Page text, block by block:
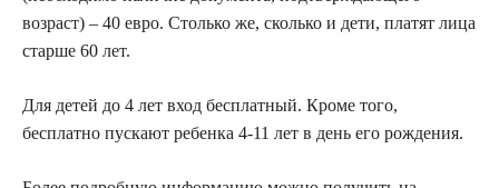
возраст) – 40 евро. Столько же, сколько и дети, платят лица
старше 60 лет.
Для детей до 4 лет вход бесплатный. Кроме того,
бесплатно пускают ребенка 4-11 лет в день его рождения.